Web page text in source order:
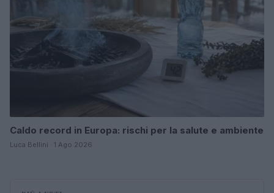
Caldo record in Europa: rischi per la salute e ambiente
Luca Bellini · 1 Ago 2026